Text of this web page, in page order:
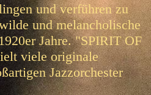
und verführen zu
und melancholische
Jahre. "SPIRIT OF
viele originale
Jazzorchester